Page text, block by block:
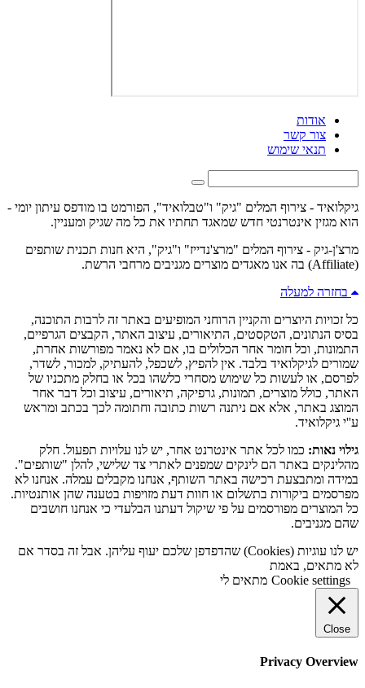
אודות
צור קשר
תנאי שימוש
גיקלואיד - צירוף המלים "גיק" ו"טבלואיד", הפורמט בו מודפס עיתון יומי -
הוא מגזין אינטרנטי חדש שמאגד תחתיו את כל מה שגיק ומעניין.
מרצ'ן-גיק - צירוף המלים "מרצ'נדייז" ו"גיק", היא חנות תכנית שותפים
(Affiliate) בה אנו מאגדים מוצרים מגניבים מרחבי הרשת.
בחזרה למעלה
כל זכויות היוצרים והקניין הרוחני המופיעים באתר זה לרבות התוכנה,
בסיס הנתונים, הטקסטים, התיאורים, עיצוב האתר, הקבצים הגרפיים,
התמונות, וכל חומר אחר הכלולים בו, אם לא נאמר מפורשות אחרת,
שמורים לגיקלואיד בלבד. אין להפיץ, לשכפל, להעתיק, למכור, לשדר,
לפרסם, או לעשות כל שימוש מסחרי כלשהו בכל או בחלק מתכניו של
האתר, כולל מוצרים, תמונות, גרפיקה, תיאורים, עיצוב וכל דבר אחר
המוצג באתר, אלא אם ניתנה רשות כתובה וחתומה לכך בכתב ומראש
ע''י גיקלואיד.
גילוי נאות: כמו לכל אתר אינטרנט אחר, יש לנו עלויות תפעול. חלק
מהלינקים באתר הם לינקים שמפנים לאתרי צד שלישי, להלן "שותפים".
במידה ומתבצעת רכישה באתר השותף, אנחנו מקבלים עמלה. אנחנו לא
מפרסמים ביקורות בתשלום או חוות דעת מזויפות בטענה שהן אותנטיות.
כל המוצרים מפורסמים על פי שיקול דעתנו הבלעדי כי אנחנו חושבים
שהם מגניבים.
יש לנו עוגיות (Cookies) שהדפדפן שלכם יעוף עליהן. אבל זה בסדר אם
לא מתאים, באמת
Cookie settings מתאים לי
Close
Privacy Overview